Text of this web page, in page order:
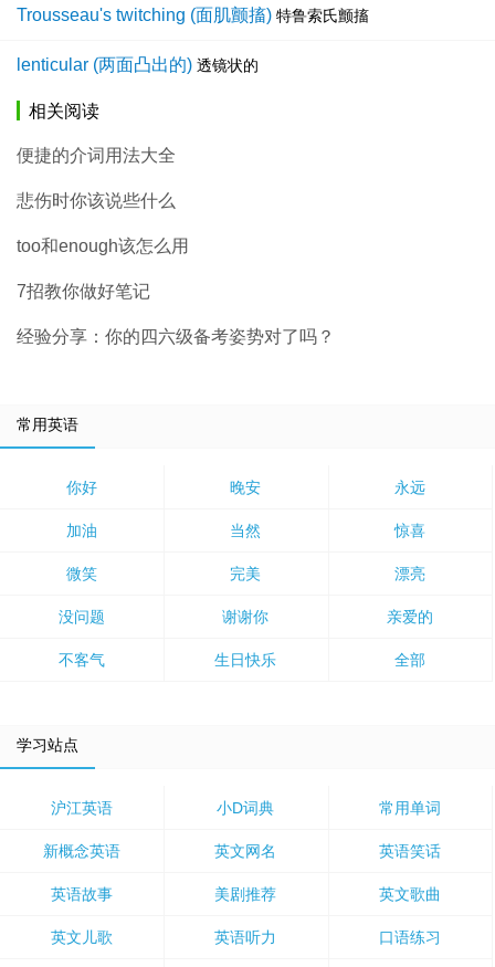
Trousseau's twitching (面肌颤搐) 特鲁索氏颤搐
lenticular (两面凸出的) 透镜状的
相关阅读
便捷的介词用法大全
悲伤时你该说些什么
too和enough该怎么用
7招教你做好笔记
经验分享：你的四六级备考姿势对了吗？
常用英语
你好 晚安 永远
加油 当然 惊喜
微笑 完美 漂亮
没问题 谢谢你 亲爱的
不客气 生日快乐 全部
学习站点
沪江英语 小D词典 常用单词
新概念英语 英文网名 英语笑话
英语故事 美剧推荐 英文歌曲
英文儿歌 英语听力 口语练习